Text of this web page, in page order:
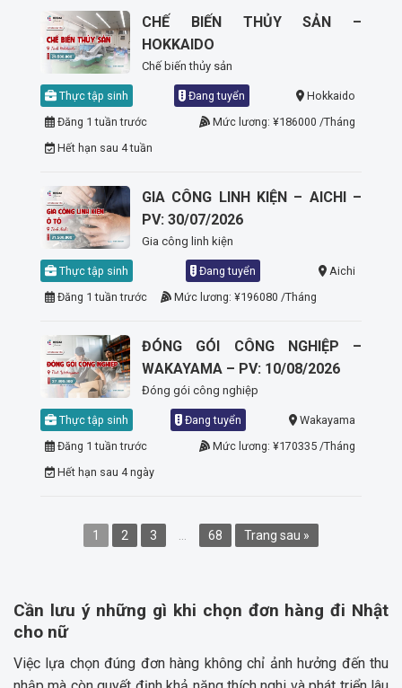
CHẾ BIẾN THỦY SẢN –
HOKKAIDO
Chế biến thủy sản
Thực tập sinh Đang tuyển
Hokkaido
Đăng 1 tuần trước
Mức lương: ¥186000 /Tháng
Hết hạn sau 4 tuần
GIA CÔNG LINH KIỆN – AICHI –
PV: 30/07/2026
Gia công linh kiện
Thực tập sinh Đang tuyển
Aichi
Đăng 1 tuần trước
Mức lương: ¥196080 /Tháng
ĐÓNG GÓI CÔNG NGHIỆP –
WAKAYAMA – PV: 10/08/2026
Đóng gói công nghiệp
Thực tập sinh Đang tuyển
Wakayama
Đăng 1 tuần trước
Mức lương: ¥170335 /Tháng
Hết hạn sau 4 ngày
1 2 3 … 68 Trang sau »
Cần lưu ý những gì khi chọn đơn hàng đi Nhật
cho nữ
Việc lựa chọn đúng đơn hàng không chỉ ảnh hưởng đến thu